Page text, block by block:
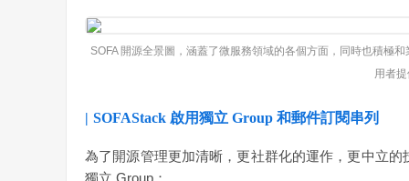
SOFA 開源全景圖，涵蓋了微服務領域的各個方面，同時也積極
用者
| SOFAStack 啟用獨立 Group 和郵件訂閱串列
為了開源管理更加清晰，更社群化的運作，更中立
獨立 Group：